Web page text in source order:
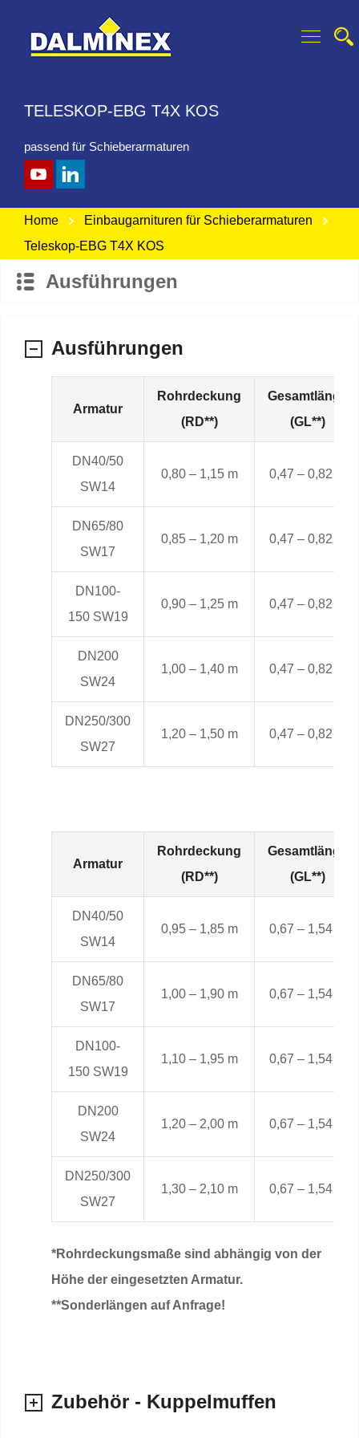
TELESKOP-EBG T4X KOS
passend für Schieberarmaturen
Home
Einbaugarnituren für Schieberarmaturen
Teleskop-EBG T4X KOS
Ausführungen
Ausführungen
Armatur
Rohrdeckung
(RD**)
Gesamtlänge
(GL**)
DN40/50
SW14
0,80 – 1,15 m 0,47 – 0,82 m
DN65/80
SW17
0,85 – 1,20 m 0,47 – 0,82 m
DN100-
150 SW19
0,90 – 1,25 m 0,47 – 0,82 m
DN200
SW24
1,00 – 1,40 m 0,47 – 0,82 m
DN250/300
SW27
1,20 – 1,50 m 0,47 – 0,82 m
Armatur
Rohrdeckung
(RD**)
Gesamtlänge
(GL**)
DN40/50
SW14
0,95 – 1,85 m 0,67 – 1,54 m
DN65/80
SW17
1,00 – 1,90 m 0,67 – 1,54 m
DN100-
150 SW19
1,10 – 1,95 m 0,67 – 1,54 m
DN200
SW24
1,20 – 2,00 m 0,67 – 1,54 m
DN250/300
SW27
1,30 – 2,10 m 0,67 – 1,54 m
*Rohrdeckungsmaße sind abhängig von der
Höhe der eingesetzten Armatur.
**Sonderlängen auf Anfrage!
Zubehör - Kuppelmuffen